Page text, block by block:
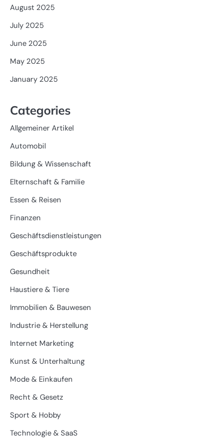
August 2025
July 2025
June 2025
May 2025
January 2025
Categories
Allgemeiner Artikel
Automobil
Bildung & Wissenschaft
Elternschaft & Familie
Essen & Reisen
Finanzen
Geschäftsdienstleistungen
Geschäftsprodukte
Gesundheit
Haustiere & Tiere
Immobilien & Bauwesen
Industrie & Herstellung
Internet Marketing
Kunst & Unterhaltung
Mode & Einkaufen
Recht & Gesetz
Sport & Hobby
Technologie & SaaS